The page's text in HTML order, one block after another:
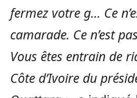
fermez votre g… Ce
camarade. Ce n’est
Vous êtes entrain de
Côte d’Ivoire du